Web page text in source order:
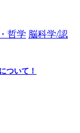
哲学 脳科学/認
ついて！